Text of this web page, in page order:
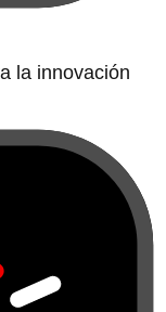
la innovación